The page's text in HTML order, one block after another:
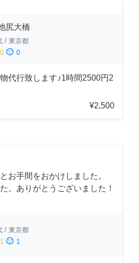
尻大橋
/ 東京都
0 sentiment_dissatisfied 0
代行致します♪1時間2500円2
¥2,500
お手間をおかけしました。
。ありがとうございました！
/ 東京都
1 sentiment_dissatisfied 1